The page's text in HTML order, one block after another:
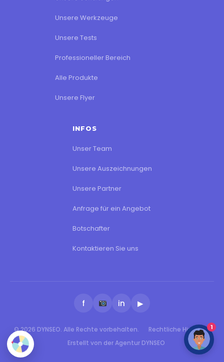
Unsere Werkzeuge
Unsere Tests
Professioneller Bereich
Alle Produkte
Unsere Flyer
INFOS
Unser Team
Unsere Auszeichnungen
Unsere Partner
Anfrage für ein Angebot
Botschafter
Kontaktieren Sie uns
f in ▶
© 2026 DYNSEO. Alle Rechte vorbehalten.
Rechtliche Hinweise
Erstellt von der Agentur DYNSEO
1